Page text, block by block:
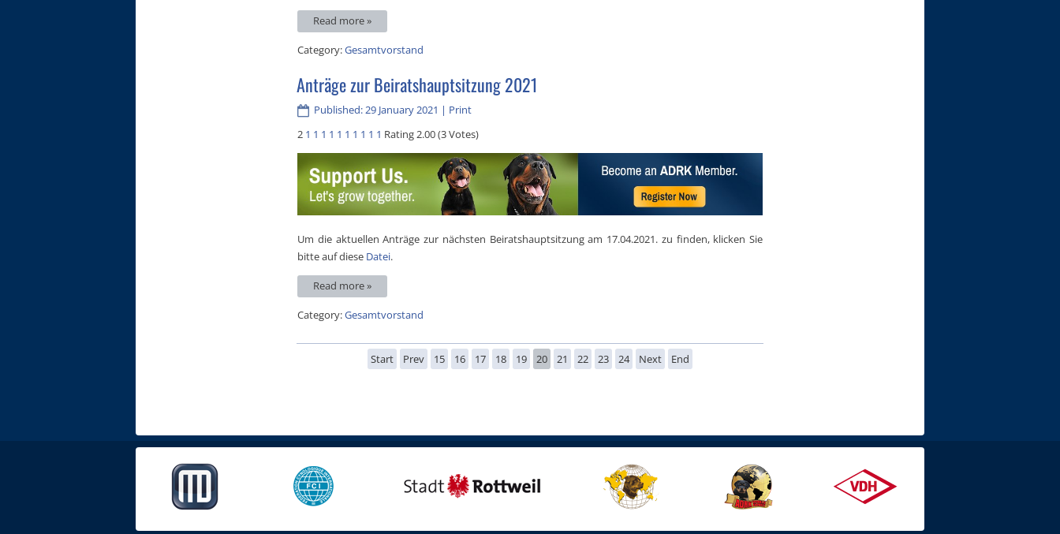
Read more »
Category:Gesamtvorstand
Anträge zur Beiratshauptsitzung 2021
Published: 29 January 2021 | Print
2 1 1 1 1 1 1 1 1 1 1 Rating 2.00 (3 Votes)
Um die aktuellen Anträge zur nächsten Beiratshauptsitzung am 17.04.2021. zu finden, klicken Sie
bitte auf diese Datei.
Read more »
Category:Gesamtvorstand
Start Prev 15 16 17 18 19 20 21 22 23 24 Next End